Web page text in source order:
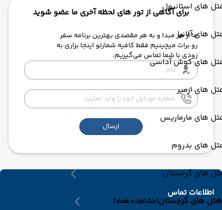
های استانبول
های آلانیا
های کوش آداسی
های ازمیر
های مارماریس
های بدروم
های گرجستان
هتل های گرجستان(مشاهده همه)
برای آگاهی از تور های لحظه آخری ما عضو شوید
ما از هر مبدا و به هر مقصدی بهترین برنامه سفر
رو برات میچینیم فقط کافیه شمارتو اینجا بزاری به
زودی با شما تماس می‌گیریم.
ارسال
اطلاعات تماس